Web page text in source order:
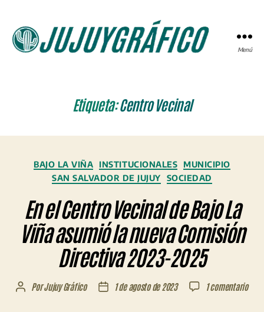
Menú
Etiqueta:Centro Vecinal
Categorías
BAJO LA VIÑA INSTITUCIONALES
MUNICIPIO
SAN SALVADOR DE JUJUY
SOCIEDAD
En el Centro Vecinal de Bajo La
Viña asumió la nueva Comisión
Directiva 2023-2025
AutorPorJujuy Gráfico
Fecha1 de agosto de 2023 1 comentarioen